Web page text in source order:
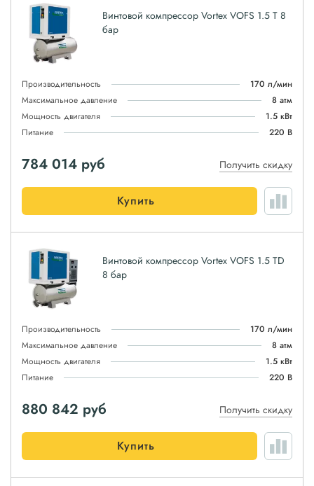
Винтовой компрессор Vortex VOFS 1.5 T 8
бар
Производительность
170 л/мин
Максимальное давление
8 атм
Мощность двигателя
1.5 кВт
Питание
220 В
784 014 руб Получить скидку
Купить
Винтовой компрессор Vortex VOFS 1.5 TD
8 бар
Производительность
170 л/мин
Максимальное давление
8 атм
Мощность двигателя
1.5 кВт
Питание
220 В
880 842 руб Получить скидку
Купить